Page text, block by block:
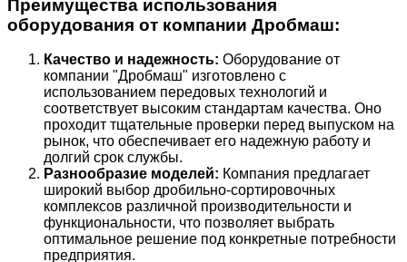
Преимущества использования
оборудования от компании Дробмаш:
Качество и надежность: Оборудование от
компании "Дробмаш" изготовлено с
использованием передовых технологий и
соответствует высоким стандартам качества. Оно
проходит тщательные проверки перед выпуском на
рынок, что обеспечивает его надежную работу и
долгий срок службы.
Разнообразие моделей: Компания предлагает
широкий выбор дробильно-сортировочных
комплексов различной производительности и
функциональности, что позволяет выбрать
оптимальное решение под конкретные потребности
предприятия.